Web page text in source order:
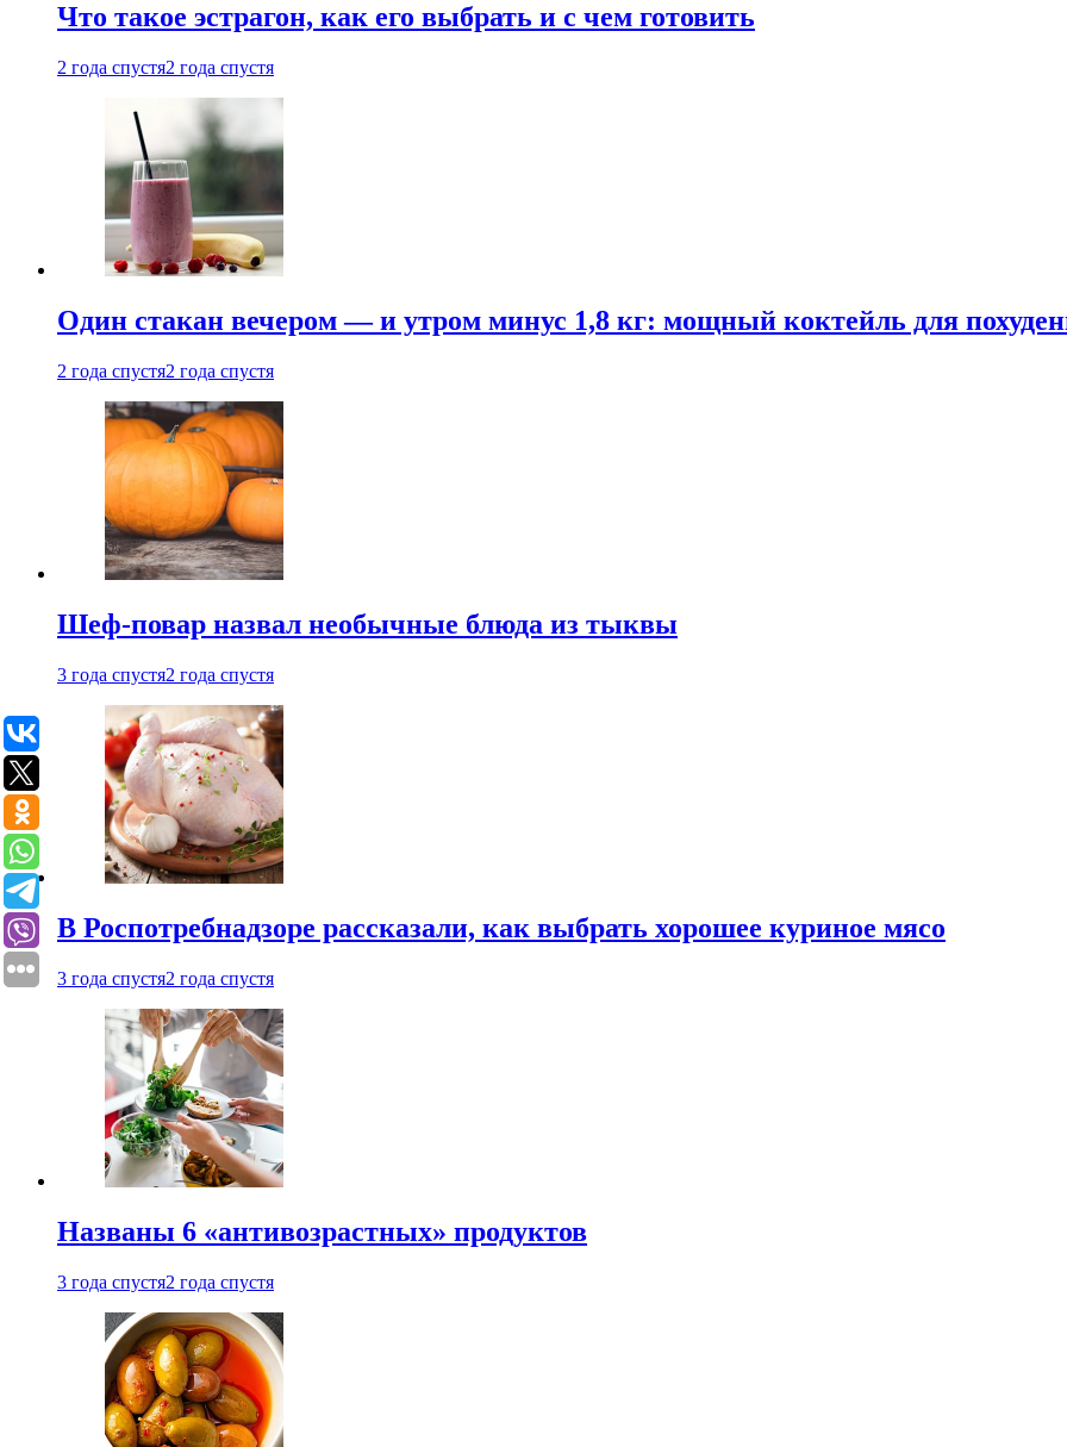
Что такое эстрагон, как его выбрать и с чем готовить
2 года спустя2 года спустя
Один стакан вечером — и утром минус 1,8 кг: мощный коктейль для
2 года спустя2 года спустя
Шеф-повар назвал необычные блюда из тыквы
3 года спустя2 года спустя
В Роспотребнадзоре рассказали, как выбрать хорошее куриное мясо
3 года спустя2 года спустя
Названы 6 «антивозрастных» продуктов
3 года спустя2 года спустя